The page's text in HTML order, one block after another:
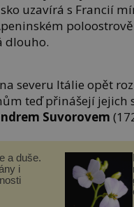
uzavírá s Francií
dlouho.
severu Itálie opět
teď přinášejí jejich
Suvorovem
a duše.
i